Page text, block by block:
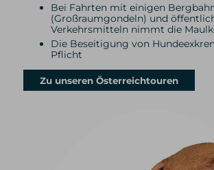
Bei Fahrten mit einigen
(Großraumgondeln) und
Verkehrsmitteln nimmt die
Die Beseitigung von
Pflicht
Zu unseren Österreichtouren